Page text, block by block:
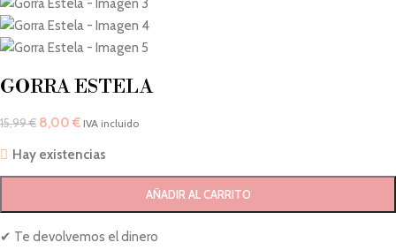
GORRA ESTELA
15,99€ 8,00 € IVA incluido
Hay existencias
AÑADIR AL CARRITO
✔ Te devolvemos el dinero